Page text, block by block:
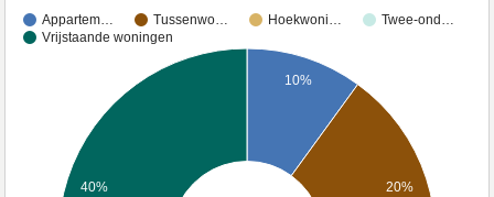
Appartem… Tussenwo… Hoekwoni…
Twee-ond…
Vrijstaande woningen
10%
20%
40%